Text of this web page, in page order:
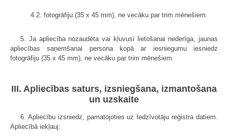
4.2. fotogrāfiju (35 x 45 mm), ne vecāku par trim mēnešiem.
5. Ja apliecība nozaudēta vai kļuvusi lietošanai nederīga, jaunas
apliecības saņemšanai persona kopā ar iesniegumu iesniedz
fotogrāfiju (35 x 45 mm), ne vecāku par trim mēnešiem.
III. Apliecības saturs, izsniegšana, izmantošana
un uzskaite
6. Apliecību izsniedz, pamatojoties uz Iedzīvotāju reģistra datiem.
Apliecībā iekļauj: